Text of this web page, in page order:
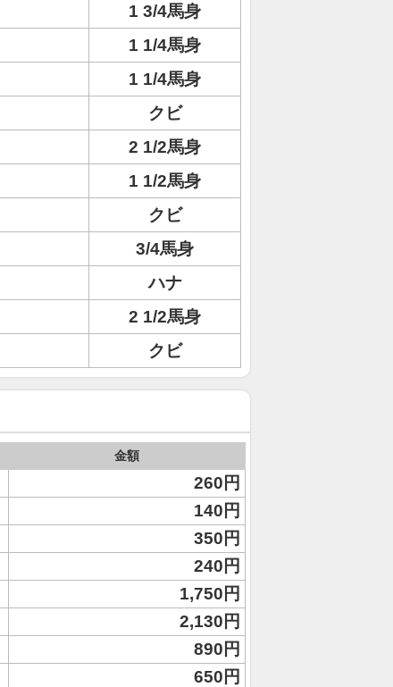
1 3/4馬身
1 1/4馬身
1 1/4馬身
クビ
2 1/2馬身
1 1/2馬身
クビ
3/4馬身
ハナ
2 1/2馬身
クビ
金額
260円
140円
350円
240円
1,750円
2,130円
890円
650円